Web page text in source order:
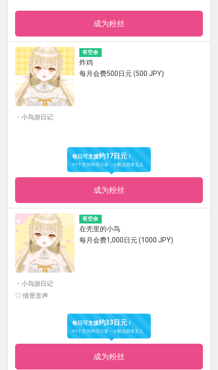
成为粉丝
有空余
炸鸡
每月会费500日元 (500 JPY)
・小鸟游日记
每日可支援约17日元！
※1个月为30天计算・小数点四舍五入
成为粉丝
有空余
在壳里的小鸟
每月会费1,000日元 (1000 JPY)
・小鸟游日记
♡ 情景音声
每日可支援约33日元！
※1个月为30天计算・小数点四舍五入
成为粉丝